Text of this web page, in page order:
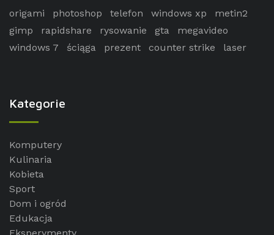
origami photoshop telefon windows xp
metin2
gimp
rapidshare rysowanie gta
megavideo
windows 7
ściąga prezent counter strike laser
Kategorie
Komputery
Kulinaria
Kobieta
Sport
Dom i ogród
Edukacja